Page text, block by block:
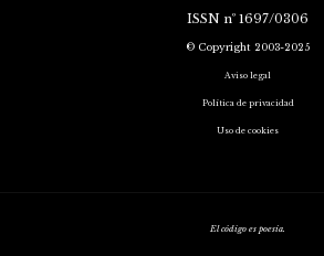
ISSN nº 1697/0306
© Copyright 2003-2025
Aviso legal
Política de privacidad
Uso de cookies
El código es poesía.